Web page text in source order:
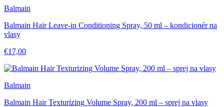
Balmain
Balmain Hair Leave-in Conditioning Spray, 50 ml – kondicionér na
vlasy
€17,00
Balmain
Balmain Hair Texturizing Volume Spray, 200 ml – sprej na vlasy